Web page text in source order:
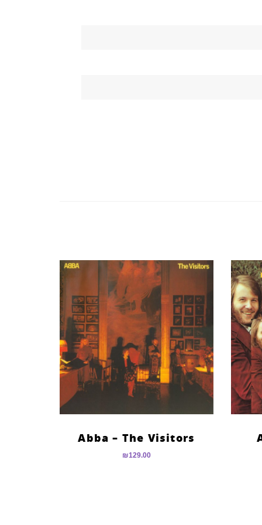
Abba – The Visitors
₪129.00